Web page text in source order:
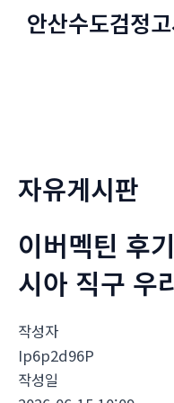
안산수도검정
자유게시판
이버멕틴 후
시아 직구
작성자
Ip6p2d96P
작성일